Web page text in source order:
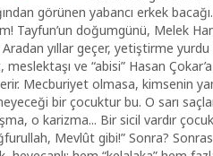
görünen yabancı erkek
Tayfun’un doğumgünü, Melek
Aradan yıllar geçer, yetiştirme
meslektaşı ve “abisi” Hasan
Mecburiyet olmasa, kimsenin
bir çocuktur bu. O sarı
o karizma... Bir sicil vardır
Mevlût gibi!” Sonra?